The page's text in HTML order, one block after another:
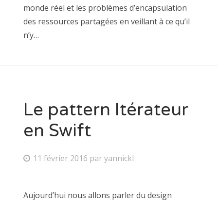
monde réel et les problèmes d’encapsulation
des ressources partagées en veillant à ce qu’il
n’y…
Le pattern Itérateur
en Swift
11 février 2016 paryannickl
Aujourd’hui nous allons parler du design